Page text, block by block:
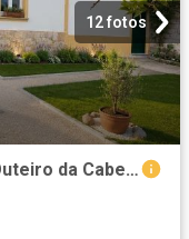
12 fotos
Casa de Campo em Campelos e Outeiro da Cabeça de 190 m²